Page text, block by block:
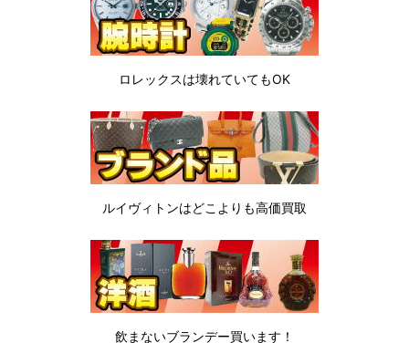
ロレックスは壊れていてもOK
ルイヴィトンはどこよりも高価買取
飲まないブランデー買います！